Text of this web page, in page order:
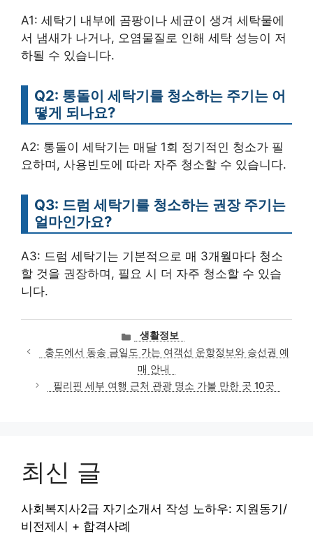
A1: 세탁기 내부에 곰팡이나 세균이 생겨 세탁물에
서 냄새가 나거나, 오염물질로 인해 세탁 성능이 저
하될 수 있습니다.
Q2: 통돌이 세탁기를 청소하는 주기는 어
떻게 되나요?
A2: 통돌이 세탁기는 매달 1회 정기적인 청소가 필
요하며, 사용빈도에 따라 자주 청소할 수 있습니다.
Q3: 드럼 세탁기를 청소하는 권장 주기는
얼마인가요?
A3: 드럼 세탁기는 기본적으로 매 3개월마다 청소
할 것을 권장하며, 필요 시 더 자주 청소할 수 있습
니다.
카
테
고
리
생활정보
충도에서 동송 금일도 가는 여객선 운항정보와 승선권 예
매 안내
필리핀 세부 여행 근처 관광 명소 가볼 만한 곳 10곳
최신 글
사회복지사2급 자기소개서 작성 노하우: 지원동기/
비전제시 + 합격사례